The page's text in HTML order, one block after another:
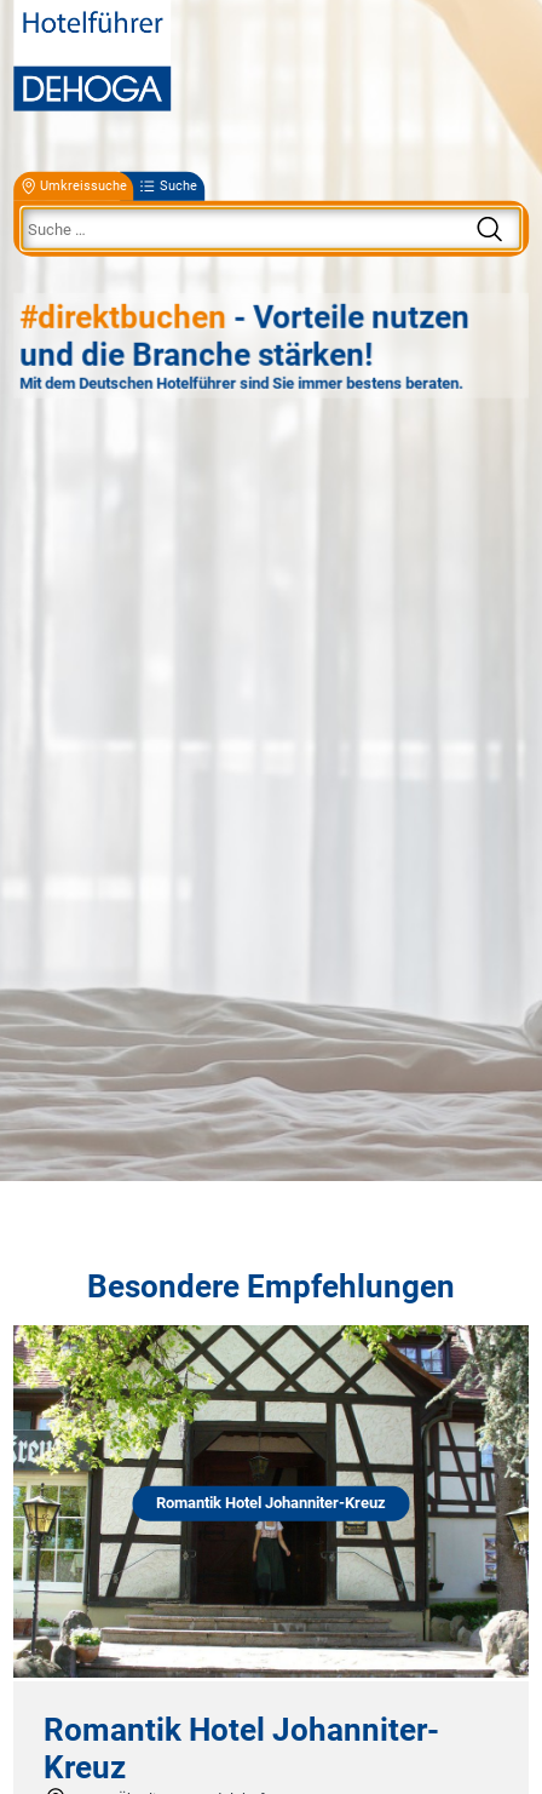
Umkreissuche Suche
#direktbuchen - Vorteile nutzen
und die Branche stärken!
Mit dem Deutschen Hotelführer sind Sie immer bestens beraten.
Besondere Empfehlungen
Romantik Hotel Johanniter-Kreuz
Romantik Hotel Johanniter-
Kreuz